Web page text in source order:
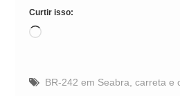
Curtir isso:
Carregando...
BR-242 em Seabra carreta e